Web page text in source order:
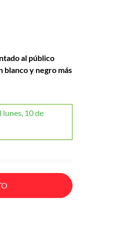
al público
blanco y negro más
lunes, 10 de